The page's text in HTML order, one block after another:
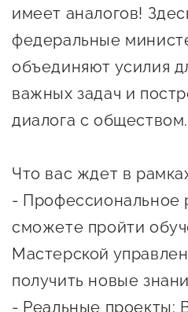
Поддержка
инновационно-
технологического
Поддержка
Поддержка
Финансовая
Меры поддержки в
внешнего
давления
имеет аналогов!
федеральные
объединяют усилия
важных задач и
диалога с обществом.
Что вас ждет в
- Профессиональное
сможете пройти
Мастерской
получить новые
- Реальные проекты: